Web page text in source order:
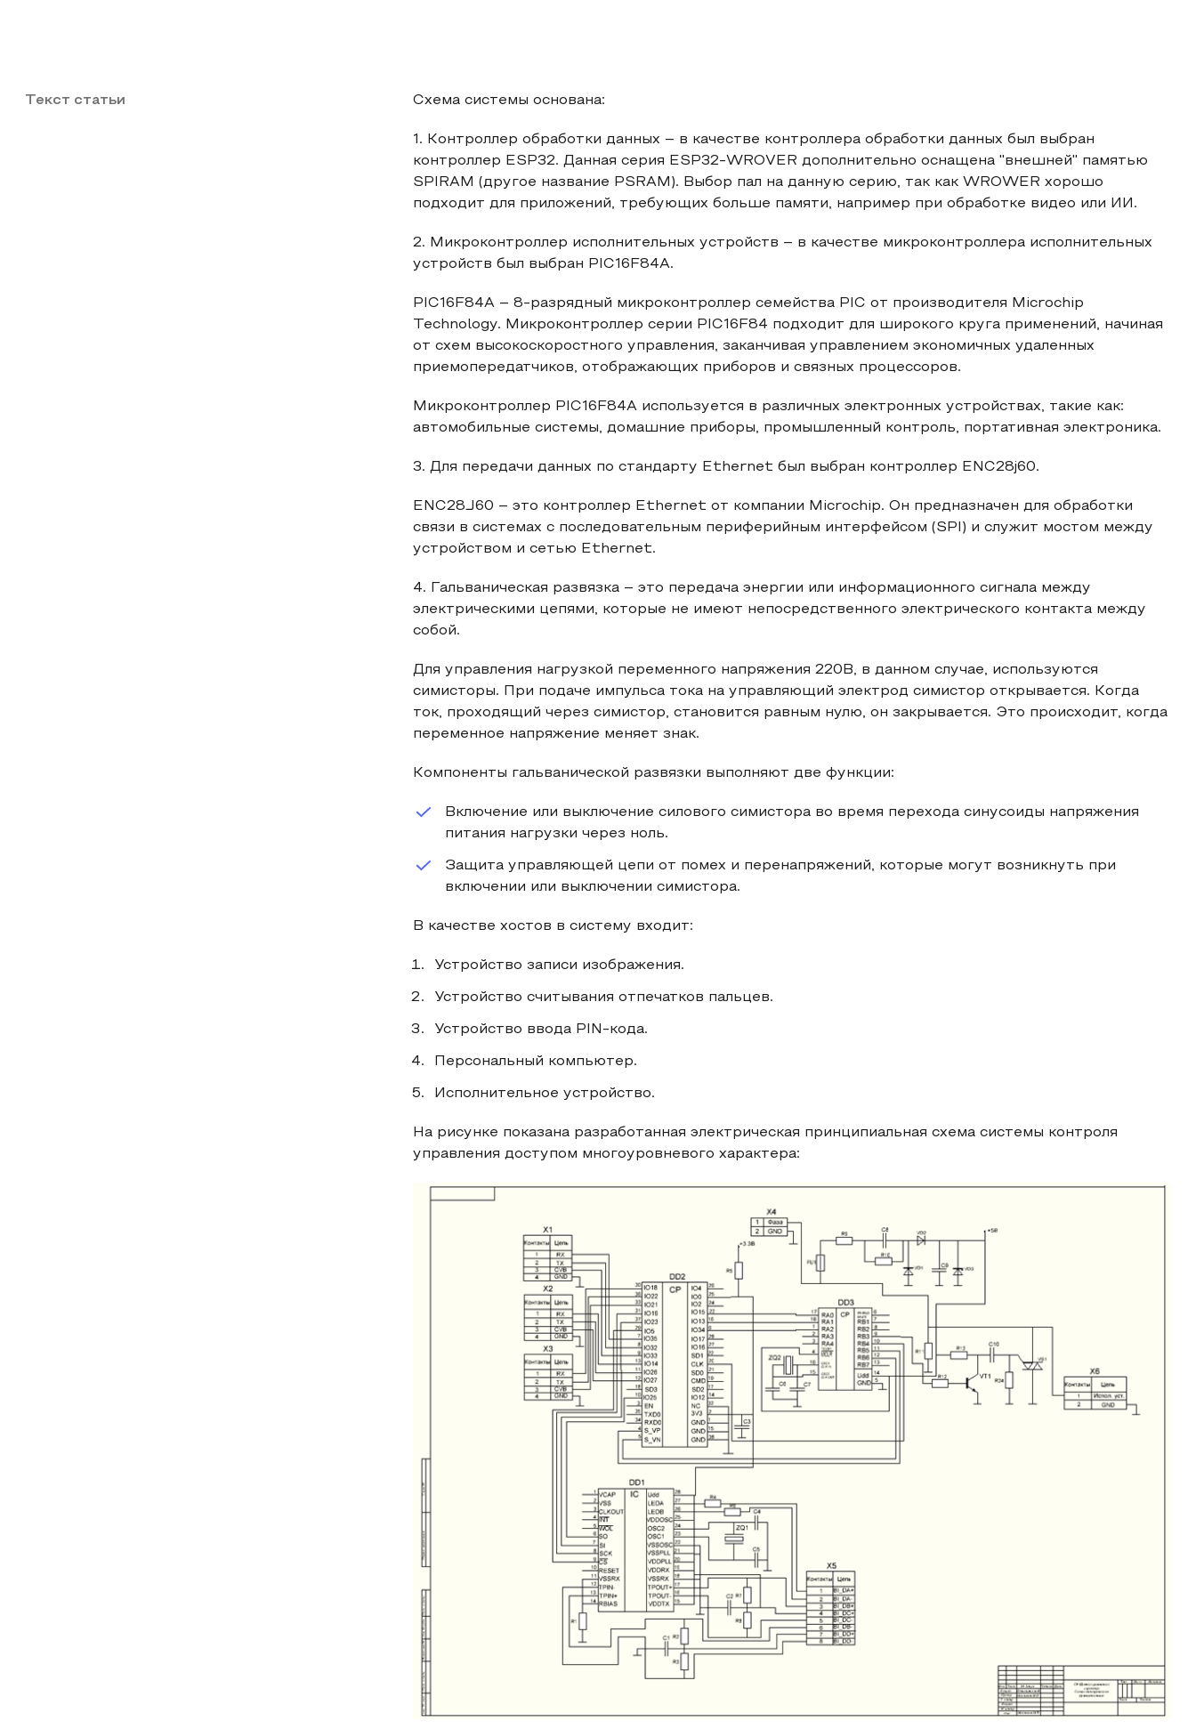
Текст статьи Схема системы основана:
1. Контроллер обработки данных – в качестве контроллера обработки данных был выбран
контроллер ESP32. Данная серия ESP32-WROVER дополнительно оснащена "внешней" памятью
SPIRAM (другое название PSRAM). Выбор пал на данную серию, так как WROWER хорошо
подходит для приложений, требующих больше памяти, например при обработке видео или ИИ.
2. Микроконтроллер исполнительных устройств – в качестве микроконтроллера исполнительных
устройств был выбран PIC16F84A.
PIC16F84A – 8-разрядный микроконтроллер семейства PIC от производителя Microchip
Technology. Микроконтроллер серии PIC16F84 подходит для широкого круга применений, начиная
от схем высокоскоростного управления, заканчивая управлением экономичных удаленных
приемопередатчиков, отображающих приборов и связных процессоров.
Микроконтроллер PIC16F84A используется в различных электронных устройствах, такие как:
автомобильные системы, домашние приборы, промышленный контроль, портативная электроника.
3. Для передачи данных по стандарту Ethernet был выбран контроллер ENC28j60.
ENC28J60 – это контроллер Ethernet от компании Microchip. Он предназначен для обработки
связи в системах с последовательным периферийным интерфейсом (SPI) и служит мостом между
устройством и сетью Ethernet.
4. Гальваническая развязка – это передача энергии или информационного сигнала между
электрическими цепями, которые не имеют непосредственного электрического контакта между
собой.
Для управления нагрузкой переменного напряжения 220В, в данном случае, используются
симисторы. При подаче импульса тока на управляющий электрод симистор открывается. Когда
ток, проходящий через симистор, становится равным нулю, он закрывается. Это происходит, когда
переменное напряжение меняет знак.
Компоненты гальванической развязки выполняют две функции:
Включение или выключение силового симистора во время перехода синусоиды напряжения
питания нагрузки через ноль.
Защита управляющей цепи от помех и перенапряжений, которые могут возникнуть при
включении или выключении симистора.
В качестве хостов в систему входит:
Устройство записи изображения.
Устройство считывания отпечатков пальцев.
Устройство ввода PIN-кода.
Персональный компьютер.
Исполнительное устройство.
На рисунке показана разработанная электрическая принципиальная схема системы контроля
управления доступом многоуровневого характера: